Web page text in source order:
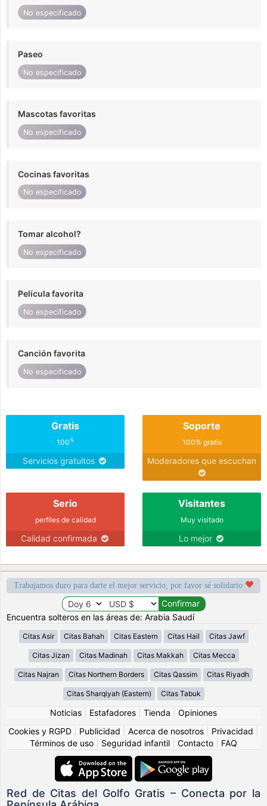
No especificado
Paseo
No especificado
Mascotas favoritas
No especificado
Cocinas favoritas
No especificado
Tomar alcohol?
No especificado
Película favorita
No especificado
Canción favorita
No especificado
Gratis
100%
Servicios gratuitos
Soporte
100% gratis
Moderadores que escuchan
Serio
perfiles de calidad
Calidad confirmada
Visitantes
Muy visitado
Lo mejor
Trabajamos duro para darte el mejor servicio, por favor sé solidario
Encuentra solteros en las áreas de: Arabia Saudí
Citas Asir Citas Bahah Citas Eastern Citas Hail Citas Jawf
Citas Jizan Citas Madinah Citas Makkah Citas Mecca
Citas Najran Citas Northern Borders Citas Qassim Citas Riyadh
Citas Sharqiyah (Eastern) Citas Tabuk
Noticias Estafadores Tienda
Opiniones
Cookies y RGPD
Publicidad Acerca de nosotros Privacidad
Términos de uso
Seguridad infantil Contacto FAQ
Red de Citas del Golfo Gratis – Conecta por la